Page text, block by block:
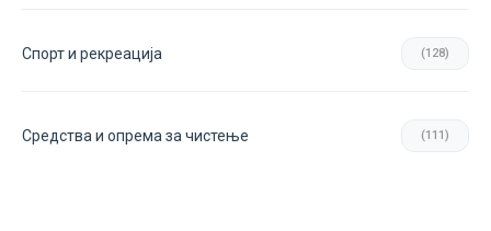
Спорт и рекреација (128)
Средства и опрема за чистење (111)